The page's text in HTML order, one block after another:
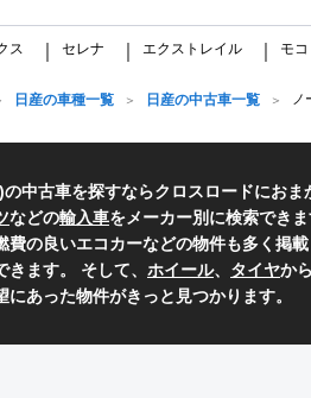
ス セレナ エクストレイル モコ
日産の車種一覧 日産の中古車一覧 ノ
)の中古車を探すならクロスロードにおま
などの輸入車をメーカー別に検索でき
費の良いエコカーなどの物件も多く掲
ます。 そして、 ホイール、 タイヤから
にあった物件がきっと見つかります。